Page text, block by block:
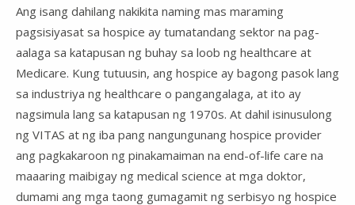
Ang isang dahilang nakikita naming mas maraming
pagsisiyasat sa hospice ay tumatandang sektor na pag-
aalaga sa katapusan ng buhay sa loob ng healthcare at
Medicare. Kung tutuusin, ang hospice ay bagong pasok lang
sa industriya ng healthcare o pangangalaga, at ito ay
nagsimula lang sa katapusan ng 1970s. At dahil isinusulong
ng VITAS at ng iba pang nangungunang hospice provider
ang pagkakaroon ng pinakamaiman na end-of-life care na
maaaring maibigay ng medical science at mga doktor,
dumami ang mga taong gumagamit ng serbisyo ng hospice